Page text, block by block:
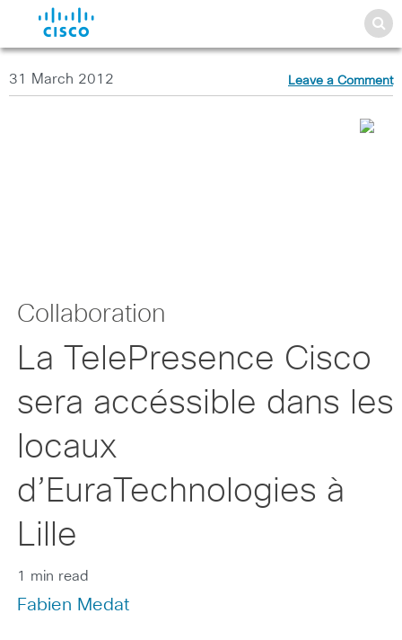
31 March 2012 Leave a Comment
Collaboration
La TelePresence Cisco
sera accéssible dans les
locaux
d’EuraTechnologies à
Lille
1 min read
Fabien Medat